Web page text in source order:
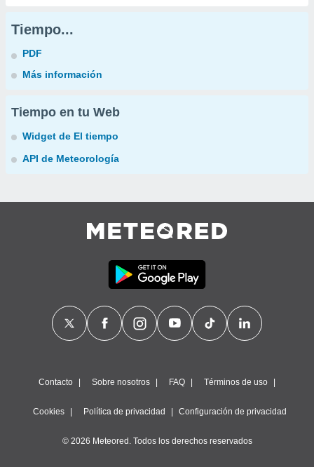
Tiempo...
PDF
Más información
Tiempo en tu Web
Widget de El tiempo
API de Meteorología
Contacto Sobre nosotros FAQ Términos de uso
Cookies Política de privacidad Configuración de privacidad
© 2026 Meteored. Todos los derechos reservados